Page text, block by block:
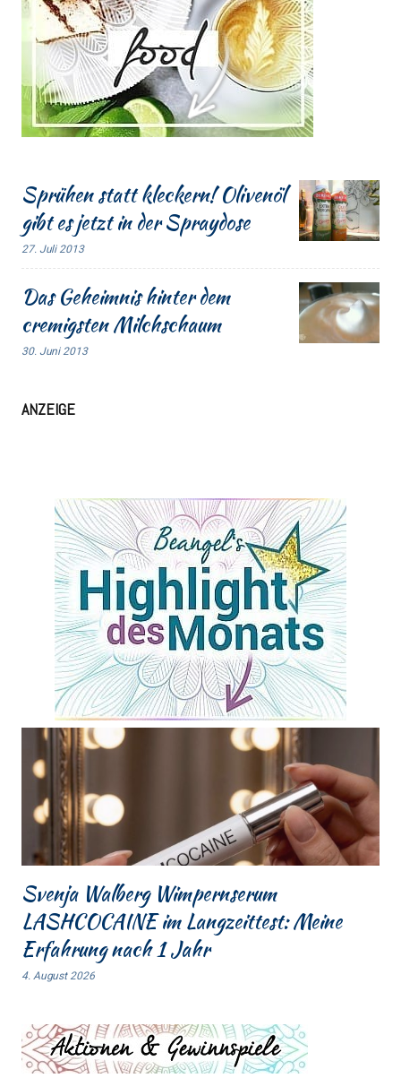
Sprühen statt kleckern! Olivenöl
gibt es jetzt in der Spraydose
27. Juli 2013
Das Geheimnis hinter dem
cremigsten Milchschaum
30. Juni 2013
ANZEIGE
Svenja Walberg Wimpernserum
LASHCOCAINE im Langzeittest: Meine
Erfahrung nach 1 Jahr
4. August 2026